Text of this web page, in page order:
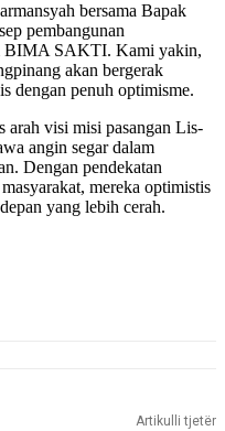
bersama Bapak
pembangunan
BIMA SAKTI. Kami yakin,
akan bergerak
dengan penuh optimisme.
arah visi misi pasangan Lis-
angin segar dalam
Dengan pendekatan
mereka optimistis
yang lebih cerah.
Artikulli tjetër